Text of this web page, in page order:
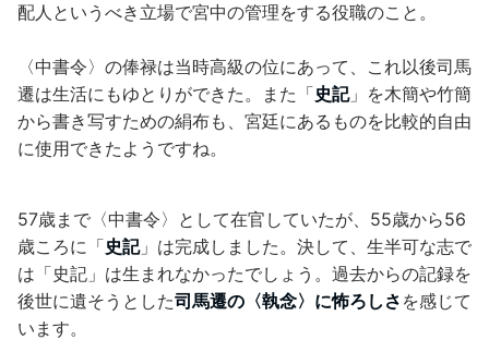
配人というべき立場で宮中の管理をする役職のこと。
〈中書令〉の俸禄は当時高級の位にあって、これ以後司馬
遷は生活にもゆとりができた。また「史記」を木簡や竹簡
から書き写すための絹布も、宮廷にあるものを比較的自由
に使用できたようですね。
57歳まで〈中書令〉として在官していたが、55歳から56
歳ころに「史記」は完成しました。決して、生半可な志で
は「史記」は生まれなかったでしょう。過去からの記録を
後世に遺そうとした司馬遷の〈執念〉に怖ろしさ を感じて
います。